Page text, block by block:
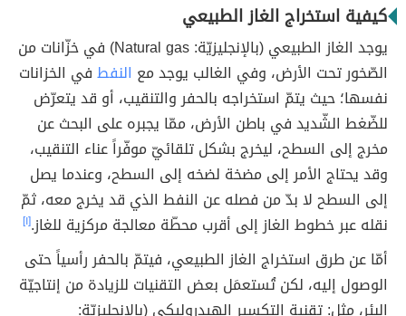
كيفية استخراج الغاز الطبيعي
يوجد الغاز الطبيعي (بالإنجليزيّة: Natural gas) في خزّانات من
الصّخور تحت الأرض، وفي الغالب يوجد مع النفطفي الخزانات
نفسها؛ حيث يتمّ استخراجه بالحفر والتنقيب، أو قد يتعرّض
للضّغط الشّديد في باطن الأرض، ممّا يجبره على البحث عن
مخرج إلى السطح، ليخرج بشكل تلقائيّ موفّراً عناء التنقيب،
وقد يحتاج الأمر إلى مضخة لضخه إلى السطح، وعندما يصل
إلى السطح لا بدّ من فصله عن النفط الذي قد يخرج معه، ثمّ
نقله عبر خطوط الغاز إلى أقرب محطّة معالجة مركزية للغاز.[١]
أمّا عن طرق استخراج الغاز الطبيعي، فيتمّ بالحفر رأسياً حتى
الوصول إليه، لكن تُستعمَل بعض التقنيات للزيادة من إنتاجيّة
البئر، مثل: تقنية التكسير الهيدروليكي (بالإنجليزيّة: